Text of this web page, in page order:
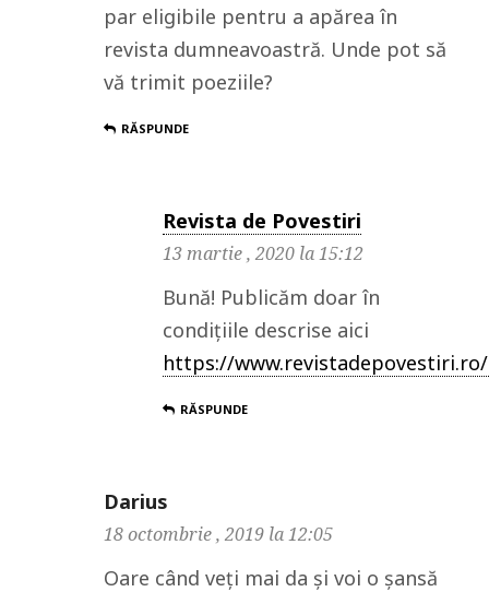
par eligibile pentru a apărea în
revista dumneavoastră. Unde pot să
vă trimit poeziile?
RĂSPUNDE
Revista de Povestiri
13 martie , 2020 la 15:12
Bună! Publicăm doar în
condițiile descrise aici
https://
RĂSPUNDE
Darius
18 octombrie , 2019 la 12:05
Oare când veți mai da și voi o șansă